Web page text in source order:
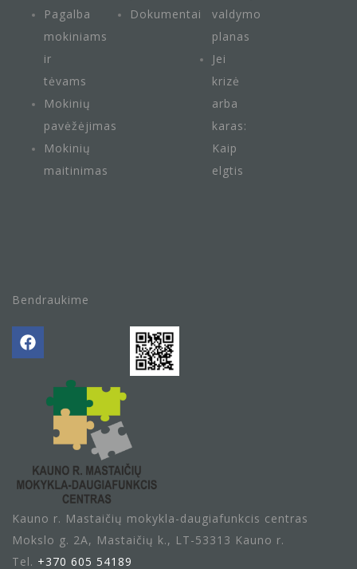
Pagalba
mokiniams
ir
tėvams
Mokinių
pavėžėjimas
Mokinių
maitinimas
Dokumentai
valdymo
planas
Jei
krizė
arba
karas:
Kaip
elgtis
Bendraukime
Kauno r. Mastaičių mokykla-daugiafunkcis centras
Mokslo g. 2A, Mastaičių k., LT-53313 Kauno r.
Tel. +370 605 54189